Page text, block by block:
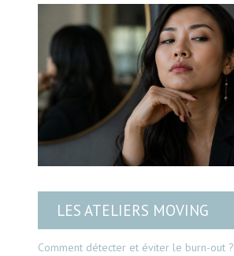
LES ATELIERS MOVING
Comment détecter et éviter le burn-out ?